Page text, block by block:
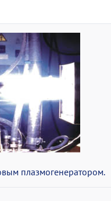
плазмогенератором.